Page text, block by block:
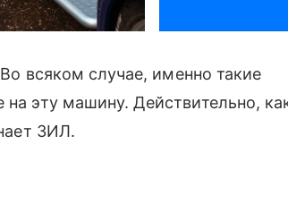
всяком случае, именно такие
эту машину. Действительно,
ЗИЛ.